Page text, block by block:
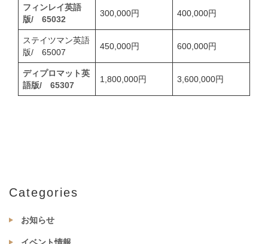
フィンレイ英語
版/ 65032
300,000円 400,000円
ステイツマン英語
版/ 65007
450,000円 600,000円
ディプロマット英
語版/ 65307
1,800,000円 3,600,000円
Categories
お知らせ